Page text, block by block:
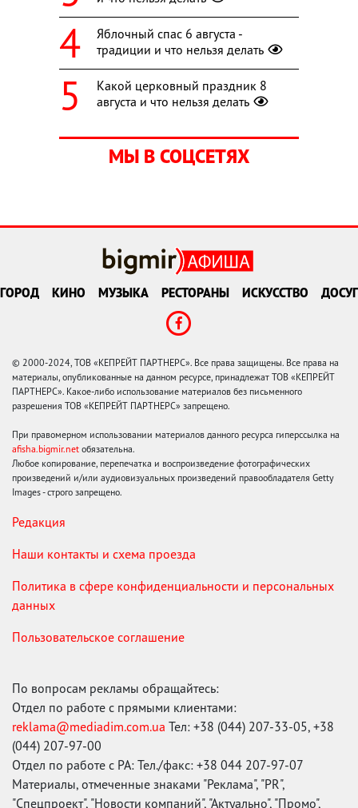
Яблочный спас 6 августа -
традиции и что нельзя делать
Какой церковный праздник 8
августа и что нельзя делать
МЫ В СОЦСЕТЯХ
ГОРОД КИНО МУЗЫКА РЕСТОРАНЫ ИСКУССТВО ДОСУГ
© 2000-2024, ТОВ «КЕПРЕЙТ ПАРТНЕРС». Все права защищены. Все права на
материалы, опубликованные на данном ресурсе, принадлежат ТОВ «КЕПРЕЙТ
ПАРТНЕРС». Какое-либо использование материалов без письменного
разрешения ТОВ «КЕПРЕЙТ ПАРТНЕРС» запрещено.
При правомерном использовании материалов данного ресурса гиперссылка на
afisha.bigmir.net обязательна.
Любое копирование, перепечатка и воспроизведение фотографических
произведений и/или аудиовизуальных произведений правообладателя Getty
Images - строго запрещено.
Редакция
Наши контакты и схема проезда
Политика в сфере конфиденциальности и персональных
данных
Пользовательское соглашение
По вопросам рекламы обращайтесь:
Отдел по работе с прямыми клиентами:
reklama@mediadim.com.ua Тел: +38 (044) 207-33-05, +38
(044) 207-97-00
Отдел по работе с РА: Тел./факс: +38 044 207-97-07
Материалы, отмеченные знаками "Реклама", "PR",
"Спецпроект", "Новости компаний", "Актуально", "Промо",